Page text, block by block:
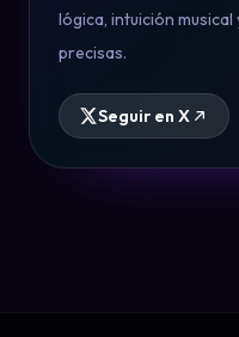
lógica, intuición
precisas.
Seguir en X